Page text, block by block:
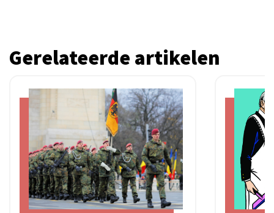
Gerelateerde artikelen